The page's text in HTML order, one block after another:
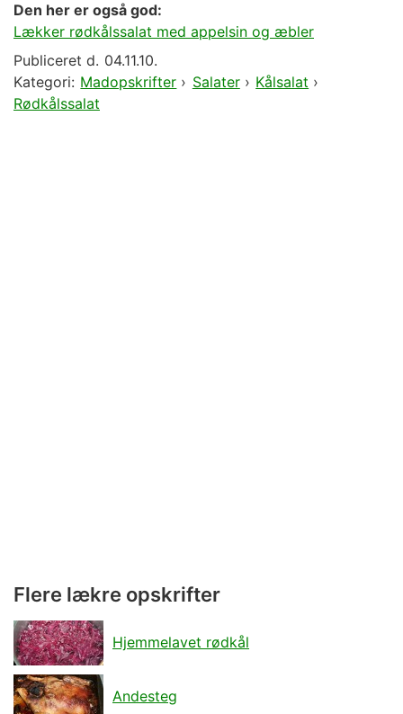
Den her er også god:
Lækker rødkålssalat med appelsin og æbler
Publiceret d. 04.11.10.
Kategori: Madopskrifter › Salater› Kålsalat ›
Rødkålssalat
Flere lækre opskrifter
Hjemmelavet rødkål
Andesteg